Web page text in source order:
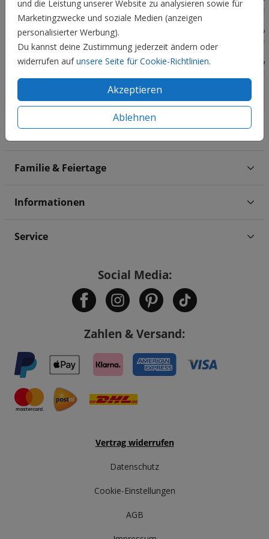
und die Leistung unserer Website zu analysieren sowie für
Marketingzwecke und soziale Medien (anzeigen
personalisierter Werbung).
Du kannst deine Zustimmung jederzeit ändern oder
widerrufen aufunsere Seite für Cookie-Richtlinien.
Akzeptieren
Ablehnen
Hochzeit
Familie & Feiertage
Informationen
Service
Social Media:
Zahlen & Versand:
Vertrag widerrufen
Datenschutz
Cookie-Einstellungen
AGB